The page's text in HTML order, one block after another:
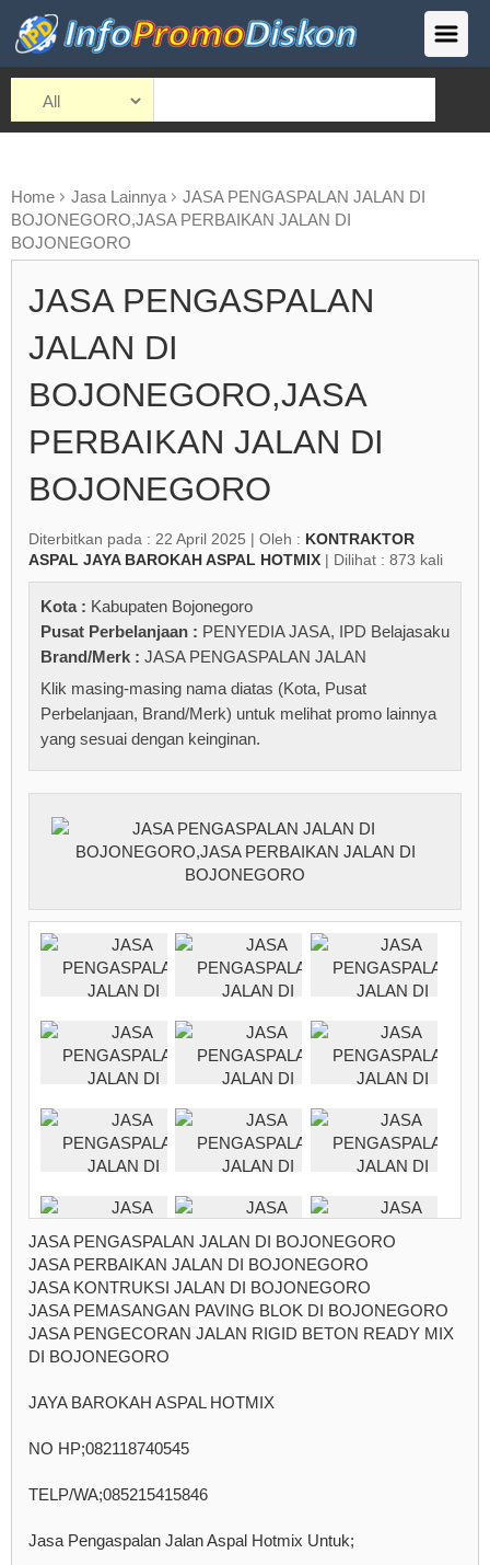
Home Jasa Lainnya
JASA PENGASPALAN JALAN DI
BOJONEGORO,JASA PERBAIKAN JALAN DI
BOJONEGORO
JASA PENGASPALAN
JALAN DI
BOJONEGORO,JASA
PERBAIKAN JALAN DI
BOJONEGORO
Diterbitkan pada : 22 April 2025 | Oleh : KONTRAKTOR
ASPAL JAYA BAROKAH ASPAL HOTMIX | Dilihat : 873 kali
Kota : Kabupaten Bojonegoro
Pusat Perbelanjaan : PENYEDIA JASA, IPD Belajasaku
Brand/Merk : JASA PENGASPALAN JALAN
Klik masing-masing nama diatas (Kota, Pusat
Perbelanjaan, Brand/Merk) untuk melihat promo lainnya
yang sesuai dengan keinginan.
JASA PENGASPALAN JALAN DI BOJONEGORO
JASA PERBAIKAN JALAN DI BOJONEGORO
JASA KONTRUKSI JALAN DI BOJONEGORO
JASA PEMASANGAN PAVING BLOK DI BOJONEGORO
JASA PENGECORAN JALAN RIGID BETON READY MIX
DI BOJONEGORO
JAYA BAROKAH ASPAL HOTMIX
NO HP;082118740545
TELP/WA;085215415846
Jasa Pengaspalan Jalan Aspal Hotmix Untuk;